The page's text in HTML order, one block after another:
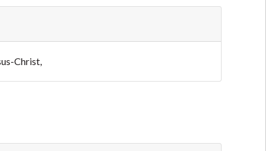
Christ,